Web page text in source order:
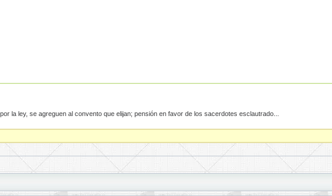
la ley, se agreguen al convento que elijan; pensión en favor de los sacerdotes esclautrado...